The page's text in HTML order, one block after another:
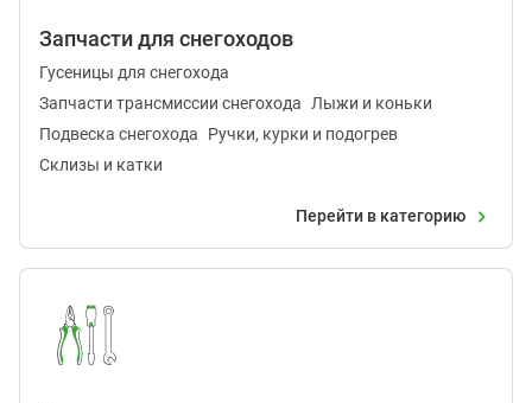
Запчасти для снегоходов
Гусеницы для снегохода
Запчасти трансмиссии снегохода
Лыжи и коньки
Подвеска снегохода
Ручки, курки и подогрев
Склизы и катки
Перейти в категорию